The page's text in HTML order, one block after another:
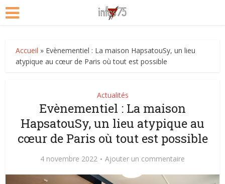
Accueil » Evènementiel : La maison HapsatouSy, un lieu
atypique au cœur de Paris où tout est possible
Actualités
Evènementiel : La maison
HapsatouSy, un lieu atypique au
cœur de Paris où tout est possible
4 novembre 2022 Ajouter un commentaire